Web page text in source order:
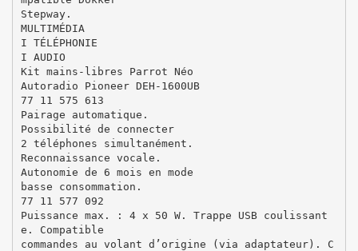
Stepway.
MULTIMÉDIA
I TÉLÉPHONIE
I AUDIO
Kit mains-libres Parrot Néo
Autoradio Pioneer DEH-1600UB
77 11 575 613
Pairage automatique.
Possibilité de connecter
2 téléphones simultanément.
Reconnaissance vocale.
Autonomie de 6 mois en mode
basse consommation.
77 11 577 092
Puissance max. : 4 x 50 W. Trappe USB coulissant
e. Compatible
commandes au volant d’origine (via adaptateur). C